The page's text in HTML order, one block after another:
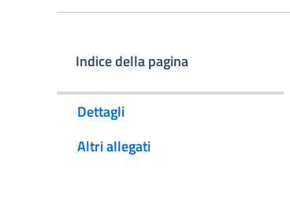
Indice della pagina
Dettagli
Altri allegati